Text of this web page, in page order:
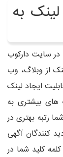
به
سایت دارکوب
از وبلاگ، وب
ایجاد لینک
های بیشتری به
رتبه بهتری در
کنندگان آگهی
کلید شما در